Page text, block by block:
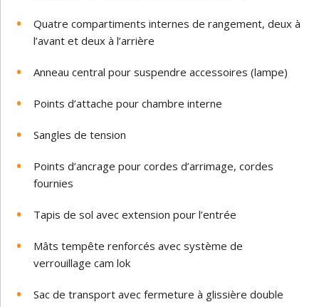
Quatre compartiments internes de rangement, deux à
l’avant et deux à l’arrière
Anneau central pour suspendre accessoires (lampe)
Points d’attache pour chambre interne
Sangles de tension
Points d’ancrage pour cordes d’arrimage, cordes
fournies
Tapis de sol avec extension pour l’entrée
Mâts tempête renforcés avec système de
verrouillage cam lok
Sac de transport avec fermeture à glissière double